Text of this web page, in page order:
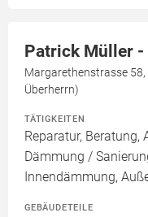
Patrick Müller -
Margarethenstrasse
Überherrn)
TÄTIGKEITEN
Reparatur, Beratung,
Dämmung /
Innendämmung,
GEBÄUDETEILE